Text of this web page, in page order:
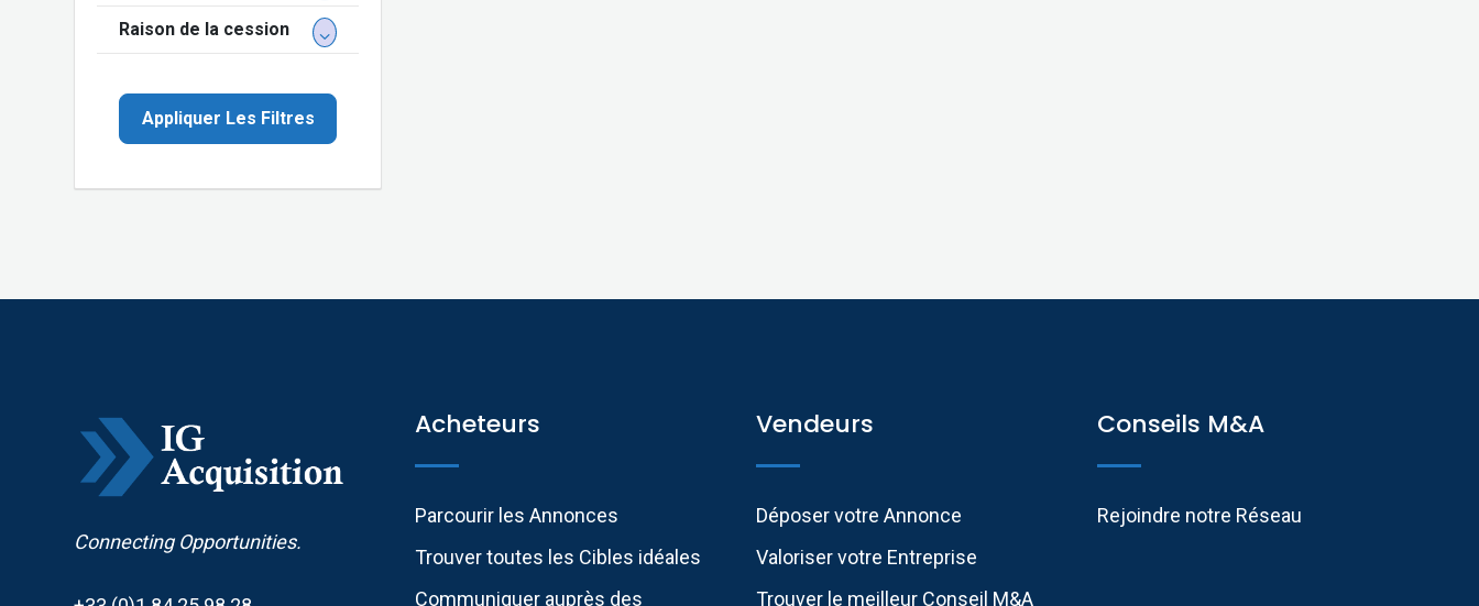
Raison de la cession
Appliquer Les Filtres
Connecting Opportunities.
Acheteurs
Parcourir les Annonces
Trouver toutes les Cibles idéales
Communiquer auprès des
Vendeurs
Déposer votre Annonce
Valoriser votre Entreprise
Trouver le meilleur Conseil M&A
Conseils M&A
Rejoindre notre Réseau